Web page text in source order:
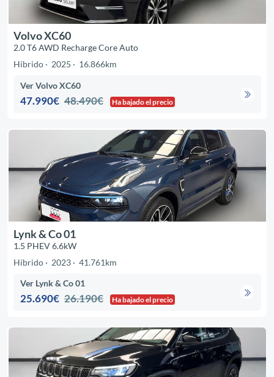
Volvo XC60
2.0 T6 AWD Recharge Core Auto
Híbrido
2025 16.866km
Ver Volvo XC60
47.990€ 48.490€ Ha bajado el precio
Lynk & Co 01
1.5 PHEV 6.6kW
Híbrido
2023 41.761km
Ver Lynk & Co 01
25.690€ 26.190€ Ha bajado el precio